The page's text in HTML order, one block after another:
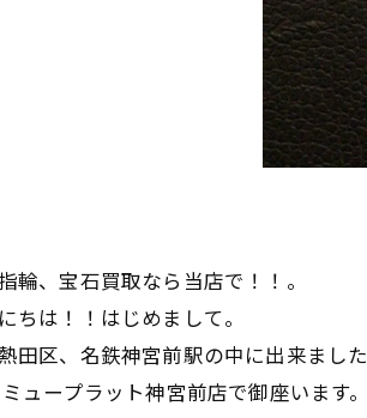
輪、宝石買取なら当店で！！。
ちは！！はじめまして。
田区、名鉄神宮前駅の中に出来ました
ュープラット神宮前店で御座います。